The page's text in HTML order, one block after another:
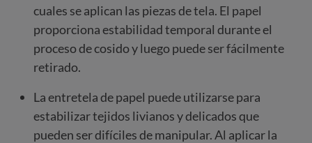
cuales se aplican las piezas de tela. El papel
proporciona estabilidad temporal durante el
proceso de cosido y luego puede ser fácilmente
retirado.
La entretela de papel puede utilizarse para
estabilizar tejidos livianos y delicados que
pueden ser difíciles de manipular. Al aplicar la